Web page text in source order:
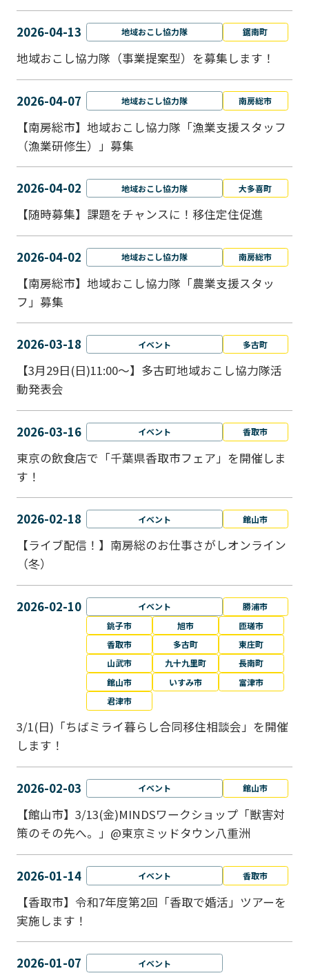
2026-04-13 地域おこし協力隊 鋸南町
地域おこし協力隊（事業提案型）を募集します！
2026-04-07 地域おこし協力隊 南房総市
【南房総市】地域おこし協力隊「漁業支援スタッフ
（漁業研修生）」募集
2026-04-02 地域おこし協力隊 大多喜町
【随時募集】課題をチャンスに！移住定住促進
2026-04-02 地域おこし協力隊 南房総市
【南房総市】地域おこし協力隊「農業支援スタッ
フ」募集
2026-03-18 イベント 多古町
【3月29日(日)11:00～】多古町地域おこし協力隊活
動発表会
2026-03-16 イベント 香取市
東京の飲食店で「千葉県香取市フェア」を開催しま
す！
2026-02-18 イベント 館山市
【ライブ配信！】南房総のお仕事さがしオンライン
（冬）
2026-02-10 イベント
勝浦市
銚子市
旭市
匝瑳市
香取市
多古町
東庄町
山武市
九十九里町
長南町
館山市
いすみ市
富津市
君津市
3/1(日)「ちばミライ暮らし合同移住相談会」を開催
します！
2026-02-03 イベント 館山市
【館山市】3/13(金)MINDSワークショップ「獣害対
策のその先へ。」@東京ミッドタウン八重洲
2026-01-14 イベント 香取市
【香取市】令和7年度第2回「香取で婚活」ツアーを
実施します！
2026-01-07 イベント